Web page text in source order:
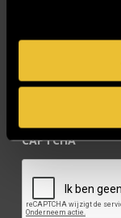
E-mailadres *
CAPTCHA